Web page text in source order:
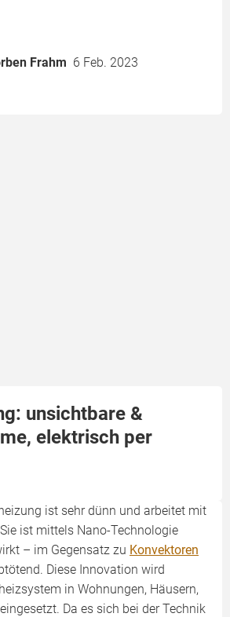
Frahm 6 Feb. 2023
unsichtbare &
elektrisch per
ist sehr dünn und arbeitet mit
ist mittels Nano-Technologie
– im Gegensatz zu Konvektoren
Diese Innovation wird
in Wohnungen, Häusern,
Da es sich bei der Technik